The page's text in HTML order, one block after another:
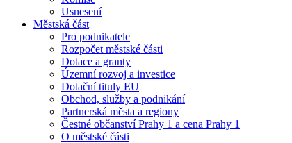
Usnesení
Městská část
Pro podnikatele
Rozpočet městské části
Dotace a granty
Územní rozvoj a investice
Dotační tituly EU
Obchod, služby a podnikání
Partnerská města a regiony
Čestné občanství Prahy 1 a cena Prahy 1
O městské části